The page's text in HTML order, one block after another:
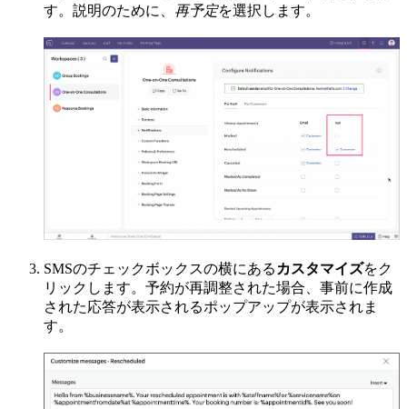
す。説明のために、 再予定を選択します。
SMSのチェックボックスの横にある カスタマイズをク
リックします。予約が再調整された場合、事前に作成
された応答が表示されるポップアップが表示されま
す。